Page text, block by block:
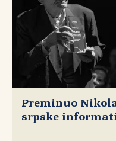
Preminuo
srpske